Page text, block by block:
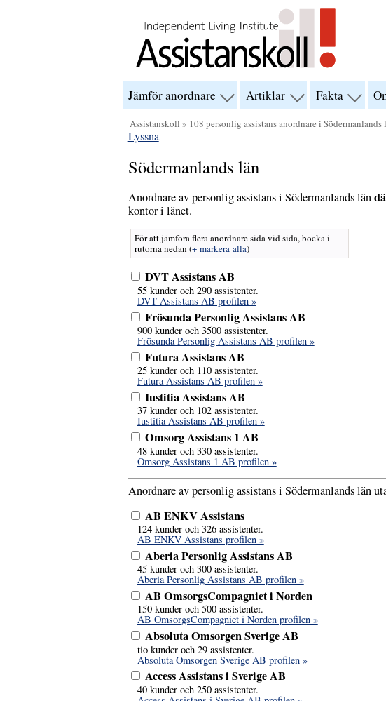
Jämför anordnare
visa
menyn
för
Artiklar visa
menyn
för
Fakta visa
menyn
för
Assistanskoll » 108 personlig assistans anordnare i
Lyssna
Södermanlands län
Anordnare av personlig assistans i Södermanlands län
kontor i länet.
För att jämföra flera anordnare sida vid sida, bocka i
rutorna nedan (+ markera alla)
DVT Assistans AB
55 kunder och 290 assistenter.
DVT Assistans AB profilen »
Frösunda Personlig Assistans AB
900 kunder och 3500 assistenter.
Frösunda Personlig Assistans AB profilen »
Futura Assistans AB
25 kunder och 110 assistenter.
Futura Assistans AB profilen »
Iustitia Assistans AB
37 kunder och 102 assistenter.
Iustitia Assistans AB profilen »
Omsorg Assistans 1 AB
48 kunder och 330 assistenter.
Omsorg Assistans 1 AB profilen »
Anordnare av personlig assistans i Södermanlands län
AB ENKV Assistans
124 kunder och 326 assistenter.
AB ENKV Assistans profilen »
Aberia Personlig Assistans AB
45 kunder och 300 assistenter.
Aberia Personlig Assistans AB profilen »
AB OmsorgsCompagniet i Norden
150 kunder och 500 assistenter.
AB OmsorgsCompagniet i Norden profilen »
Absoluta Omsorgen Sverige AB
tio kunder och 29 assistenter.
Absoluta Omsorgen Sverige AB profilen »
Access Assistans i Sverige AB
40 kunder och 250 assistenter.